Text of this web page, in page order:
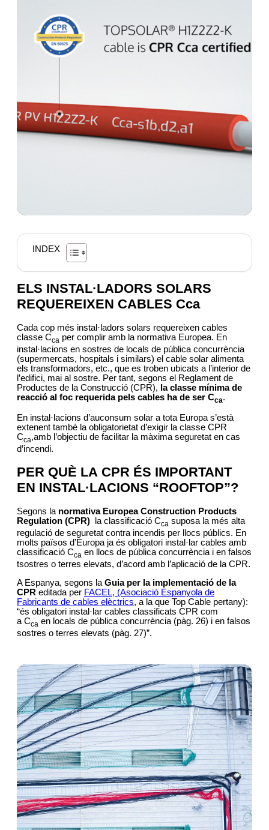
INDEX
ELS INSTAL·LADORS SOLARS
REQUEREIXEN CABLES Cca
Cada cop més instal·ladors solars requereixen cables
classe Cca per complir amb la normativa Europea. En
instal·lacions en sostres de locals de pública concurrència
(supermercats, hospitals i similars) el cable solar alimenta
els transformadors, etc., que es troben ubicats a l’interior de
l’edifici, mai al sostre. Per tant, segons el Reglament de
Productes de la Construcció (CPR), la classe mínima de
reacció al foc requerida pels cables ha de ser Cca.
En instal·lacions d’auconsum solar a tota Europa s’està
extenent també la obligatorietat d’exigir la classe CPR
Cca,amb l’objectiu de facilitar la màxima seguretat en cas
d’incendi.
PER QUÈ LA CPR ÉS IMPORTANT
EN INSTAL·LACIONS “ROOFTOP”?
Segons la normativa Europea Construction Products
Regulation (CPR)
la classificació Cca suposa la més alta
regulació de seguretat contra incendis per llocs públics. En
molts països d’Europa ja és obligatori instal·lar cables amb
classificació Cca en llocs de pública concurrència i en falsos
tsostres o terres elevats, d’acord amb l’aplicació de la CPR.
A Espanya, segons la Guia per la implementació de la
CPR editada per FACEL, (Asociació Espanyola de
Fabricants de cables elèctrics, a la que Top Cable pertany):
“és obligatori instal·lar cables classificats CPR com
a Cca en locals de pública concurrència (pàg. 26) i en falsos
sostres o terres elevats (pàg. 27)”.